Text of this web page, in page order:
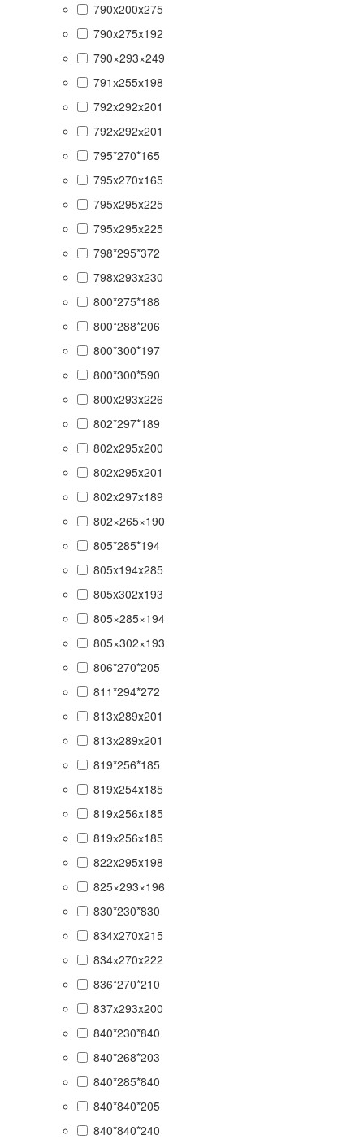
790x200x275
790x275x192
790×293×249
791х255х198
792x292x201
792х292х201
795*270*165
795x270x165
795x295x225
795х295х225
798*295*372
798x293x230
800*275*188
800*288*206
800*300*197
800*300*590
800x293x226
802*297*189
802x295x200
802x295x201
802x297x189
802×265×190
805*285*194
805x194x285
805x302x193
805×285×194
805×302×193
806*270*205
811*294*272
813x289x201
813х289х201
819*256*185
819x254x185
819x256x185
819х256х185
822x295x198
825×293×196
830*230*830
834x270x215
834х270x222
836*270*210
837x293x200
840*230*840
840*268*203
840*285*840
840*840*205
840*840*240